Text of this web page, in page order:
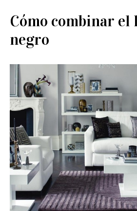
Cómo combinar el
negro